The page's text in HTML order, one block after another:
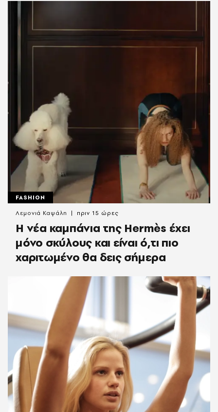
FASHION
Η νέα καμπάνια της Hermès έχει
μόνο σκύλους και είναι ό,τι πιο
χαριτωμένο θα δεις σήμερα
Λεμονιά Καψάλη πριν 15 ώρες